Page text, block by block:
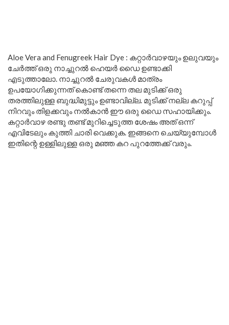
Aloe Vera and Fenugreek Hair Dye : കറ്റാർവാഴയും ഉലുവയും
ചേർത്ത് ഒരു നാച്ചുറൽ ഹെയർ ഡൈ ഉണ്ടാക്കി
എടുത്താലോ. നാച്ചുറൽ ചേരുവകൾ മാത്രം
ഉപയോഗിക്കുന്നത് കൊണ്ട് തന്നെ തല മുടിക്ക് ഒരു
തരത്തിലുള്ള ബുദ്ധിമുട്ടും ഉണ്ടാവില്ല. മുടിക്ക് നല്ല കറുപ്പ്
നിറവും തിളക്കവും നൽകാൻ ഈ ഒരു ഡൈ സഹായിക്കും.
കറ്റാർവാഴ രണ്ടു തണ്ട് മുറിച്ചെടുത്ത ശേഷം അത് ഒന്ന്
എവിടേലും കുത്തി ചാരി വെക്കുക. ഇങ്ങനെ ചെയ്യുമ്പോൾ
ഇതിന്റെ ഉള്ളിലുള്ള ഒരു മഞ്ഞ കറ പുറത്തേക്ക് വരും.